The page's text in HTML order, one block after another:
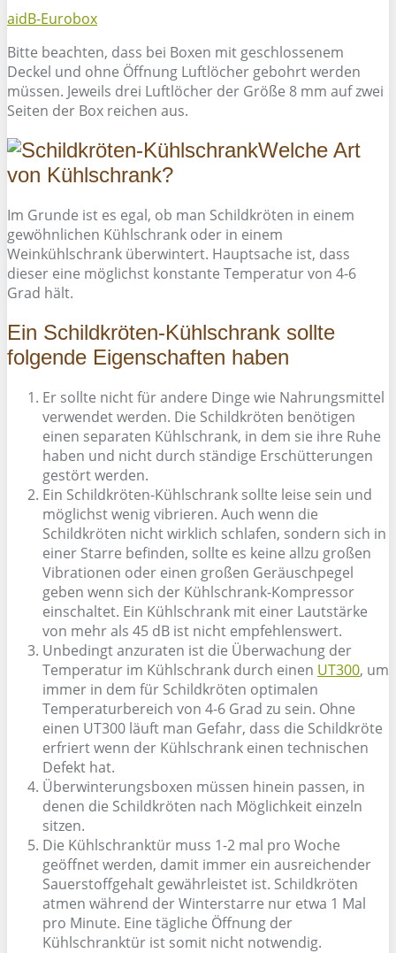
aidB-Eurobox
Bitte beachten, dass bei Boxen mit geschlossenem
Deckel und ohne Öffnung Luftlöcher gebohrt werden
müssen. Jeweils drei Luftlöcher der Größe 8 mm auf zwei
Seiten der Box reichen aus.
Welche Art
von Kühlschrank?
Im Grunde ist es egal, ob man Schildkröten in einem
gewöhnlichen Kühlschrank oder in einem
Weinkühlschrank überwintert. Hauptsache ist, dass
dieser eine möglichst konstante Temperatur von 4-6
Grad hält.
Ein Schildkröten-Kühlschrank sollte
folgende Eigenschaften haben
Er sollte nicht für andere Dinge wie Nahrungsmittel
verwendet werden. Die Schildkröten benötigen
einen separaten Kühlschrank, in dem sie ihre Ruhe
haben und nicht durch ständige Erschütterungen
gestört werden.
Ein Schildkröten-Kühlschrank sollte leise sein und
möglichst wenig vibrieren. Auch wenn die
Schildkröten nicht wirklich schlafen, sondern sich in
einer Starre befinden, sollte es keine allzu großen
Vibrationen oder einen großen Geräuschpegel
geben wenn sich der Kühlschrank-Kompressor
einschaltet. Ein Kühlschrank mit einer Lautstärke
von mehr als 45 dB ist nicht empfehlenswert.
Unbedingt anzuraten ist die Überwachung der
Temperatur im Kühlschrank durch einen UT300, um
immer in dem für Schildkröten optimalen
Temperaturbereich von 4-6 Grad zu sein. Ohne
einen UT300 läuft man Gefahr, dass die Schildkröte
erfriert wenn der Kühlschrank einen technischen
Defekt hat.
Überwinterungsboxen müssen hinein passen, in
denen die Schildkröten nach Möglichkeit einzeln
sitzen.
Die Kühlschranktür muss 1-2 mal pro Woche
geöffnet werden, damit immer ein ausreichender
Sauerstoffgehalt gewährleistet ist. Schildkröten
atmen während der Winterstarre nur etwa 1 Mal
pro Minute. Eine tägliche Öffnung der
Kühlschranktür ist somit nicht notwendig.